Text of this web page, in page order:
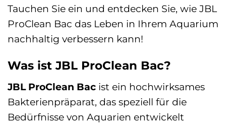
Tauchen Sie ein und entdecken Sie, wie JBL
ProClean Bac das Leben in Ihrem Aquarium
nachhaltig verbessern kann!
Was ist JBL ProClean Bac?
JBL ProClean Bac ist ein hochwirksames
Bakterienpräparat, das speziell für die
Bedürfnisse von Aquarien entwickelt